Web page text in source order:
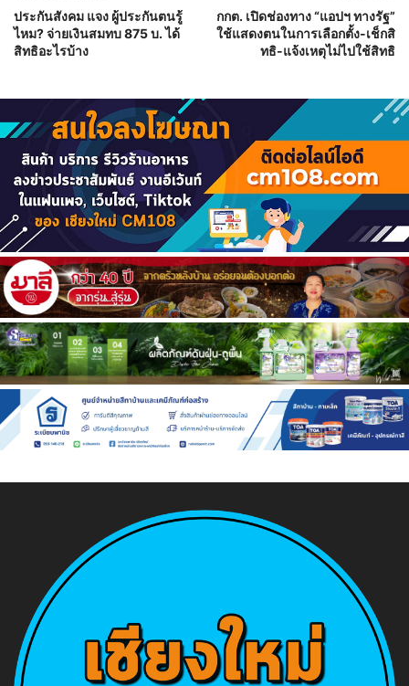
ประกันสังคม แจง ผู้ประกันตนรู้
ไหม? จ่ายเงินสมทบ 875 บ. ได้
สิทธิอะไรบ้าง
กกต. เปิดช่องทาง “แอปฯ ทางรัฐ”
ใช้แสดงตนในการเลือกตั้ง-เช็กสิ
ทธิ-แจ้งเหตุไม่ไปใช้สิทธิ